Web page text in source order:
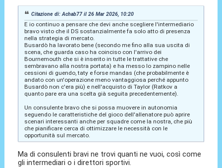
Citazione di: Achab77 il 26 Mar 2026, 10:20
E io continuo a pensare che devi anche scegliere l'intermediario
bravo visto che il DS sostanzialmente fa solo atto di presenza
nella strategia di mercato.
Busardò ha lavorato bene (secondo me fino alla sua uscita di
scena, che guarda caso ha coinciso con l'arrivo dei
Bournemouth che si è inserito in tutte le trattative che
sembravano alla nostra portata) e ha messo lo zampino nelle
cessioni di guendo, taty e forse mandas (che probabilmente è
andato con un'operazione meno vantaggiosa perché appunto
Busardò non c'era più) e nell'acquisto di Taylor (Ratkov a
quanto pare era una scelta già seguita precedentemente).
Un consulente bravo che si possa muovere in autonomia
seguendo le caratteristiche del gioco dell'allenatore può aprire
scenari interessanti anche per squadre come la nostra, che più
che pianificare cerca di ottimizzare le necessità con le
opportunità sul mercato.
Ma di consulenti bravi ne trovi quanti ne vuoi, così come
gli intermediari o i direttori sportivi.